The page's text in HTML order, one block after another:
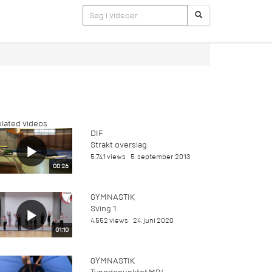
videos
00:26
DIF
Strakt overslag
5.741 views 5. september 2013
01:10
GYMNASTIK
Sving 1
4.552 views 24. juni 2020
GYMNASTIK